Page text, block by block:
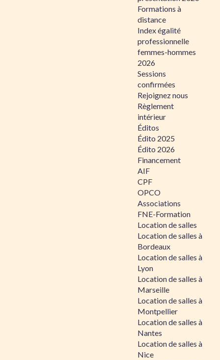
Formations à
distance
Index égalité
professionnelle
femmes-hommes
2026
Sessions
confirmées
Rejoignez nous
Règlement
intérieur
Éditos
Édito 2025
Édito 2026
Financement
AIF
CPF
OPCO
Associations
FNE-Formation
Location de salles
Location de salles à
Bordeaux
Location de salles à
Lyon
Location de salles à
Marseille
Location de salles à
Montpellier
Location de salles à
Nantes
Location de salles à
Nice